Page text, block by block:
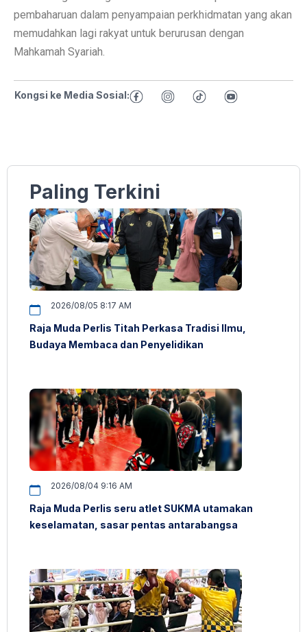
pembaharuan dalam penyampaian perkhidmatan yang akan
memudahkan lagi rakyat untuk berurusan dengan
Mahkamah Syariah.
Kongsi ke Media Sosial:
Paling Terkini
2026/08/05 8:17 AM
Raja Muda Perlis Titah Perkasa Tradisi Ilmu,
Budaya Membaca dan Penyelidikan
2026/08/04 9:16 AM
Raja Muda Perlis seru atlet SUKMA utamakan
keselamatan, sasar pentas antarabangsa